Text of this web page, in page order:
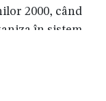
2000, când
în sistem